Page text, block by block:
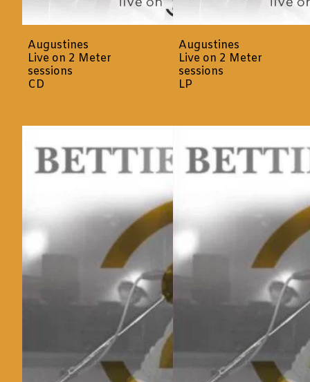
Augustines
Live on 2 Meter
sessions
CD
Augustines
Live on 2 Meter
sessions
LP